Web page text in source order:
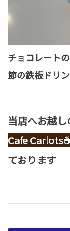
チョコレート
節の鉄板ドリ
当店へお越
Cafe
ております